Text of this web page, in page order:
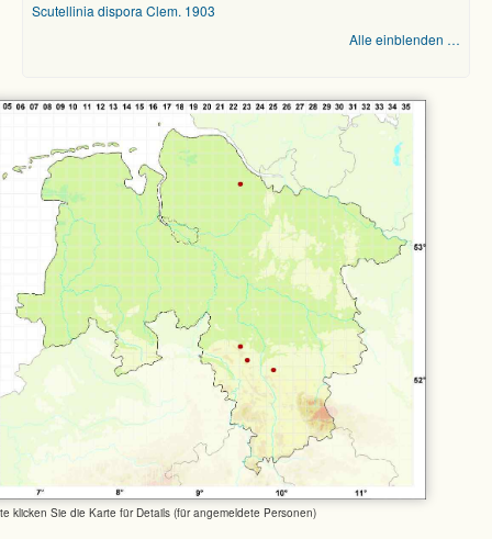
Scutellinia dispora Clem. 1903
Alle einblenden …
klicken Sie die Karte für Details (für angemeldete Personen)